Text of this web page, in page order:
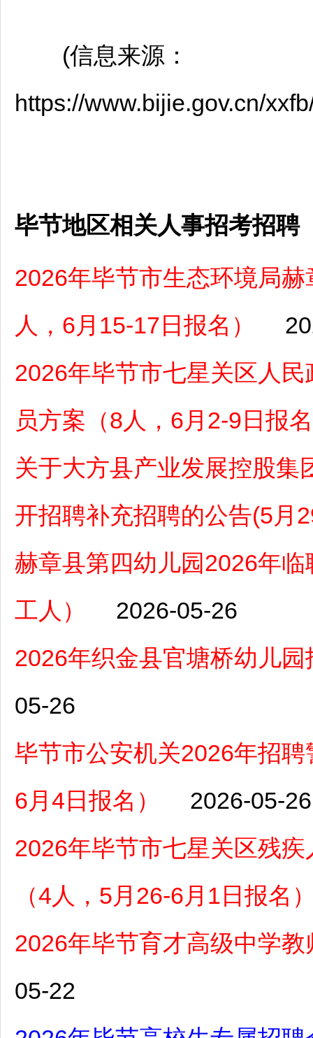
(信息来源：
https://www.bijie.gov.cn/
毕节地区相关人事招考招聘
2026年毕节市生态环境局
人，6月15-17日报名）
2026年毕节市七星关区人
员方案（8人，6月2-9日报
关于大方县产业发展控股集
开招聘补充招聘的公告(5月
赫章县第四幼儿园2026年
工人）
2026-05-26
2026年织金县官塘桥幼儿
05-26
毕节市公安机关2026年招
6月4日报名）
2026-05-26
2026年毕节市七星关区残
（4人，5月26-6月1日报名
2026年毕节育才高级中学
05-22